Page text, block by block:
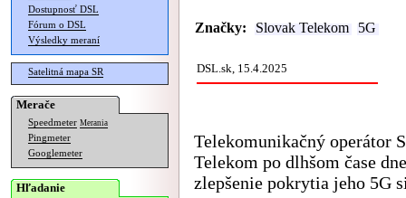
Dostupnosť DSL
Fórum o DSL
Výsledky meraní
Satelitná mapa SR
Merače
Speedmeter Merania
Pingmeter
Googlemeter
Hľadanie
Značky: Slovak Telekom 5G
DSL.sk, 15.4.2025
Telekomunikačný operátor
Telekom po dlhšom čase
zlepšenie pokrytia jeho 5G